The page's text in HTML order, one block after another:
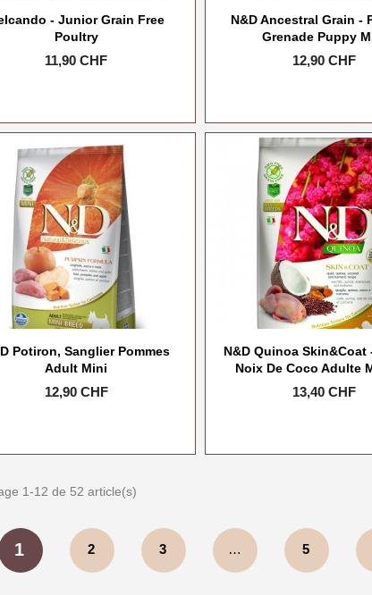
- Junior Grain Free
Poultry
Prix
11,90 CHF
N&D Ancestral Grain -
Grenade Puppy
Prix
12,90 CHF
Potiron, Sanglier Pommes
Adult Mini
Prix
12,90 CHF
N&D Quinoa Skin&Coat
Noix De Coco Adulte
Prix
13,40 CHF
1-12 de 52 article(s)
1 2 3 … 5